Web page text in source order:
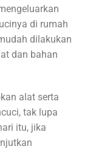
di rumah
dilakukan
dan bahan
alat serta
tak lupa
itu, jika